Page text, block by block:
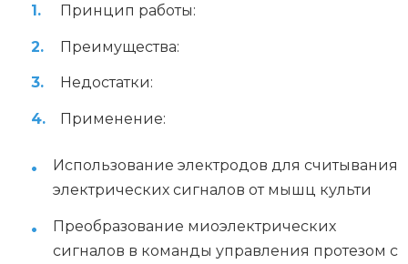
Принцип работы:
Преимущества:
Недостатки:
Применение:
Использование электродов для считывания
электрических сигналов от мышц культи
Преобразование миоэлектрических
сигналов в команды управления протезом с